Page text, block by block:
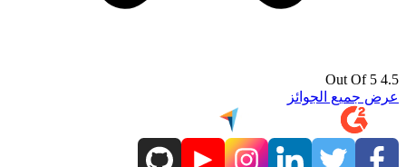
4.5 Out Of 5
عرض جميع الجوائز